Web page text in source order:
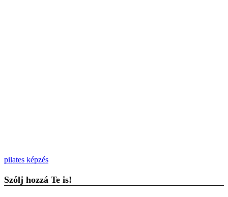
pilates képzés
Szólj hozzá Te is!